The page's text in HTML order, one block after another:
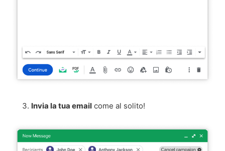
Invia la tua email come al solito!